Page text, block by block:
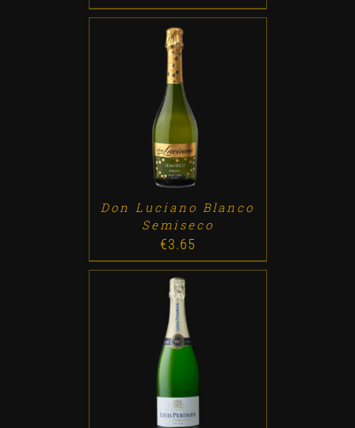
ADD TO CART /
Don Luciano Blanco
Semiseco
€3.65
ADD TO CART